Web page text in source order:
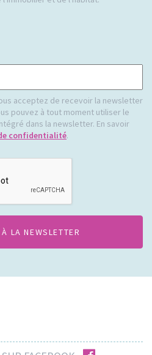
acceptez de recevoir la newsletter
pouvez à tout moment utiliser le
dans la newsletter. En savoir
confidentialité.